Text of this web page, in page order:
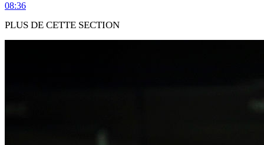
08:36
PLUS DE CETTE SECTION